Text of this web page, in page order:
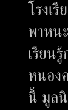
โรงเ
พาหน
เรียน
หนอง
นี้ มูล